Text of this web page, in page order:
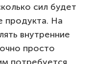
сил будет
продукта. На
внутренние
просто
потребуется